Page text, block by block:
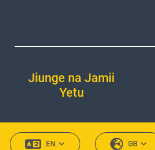
Jiunge na Jamii
Yetu
EN GB